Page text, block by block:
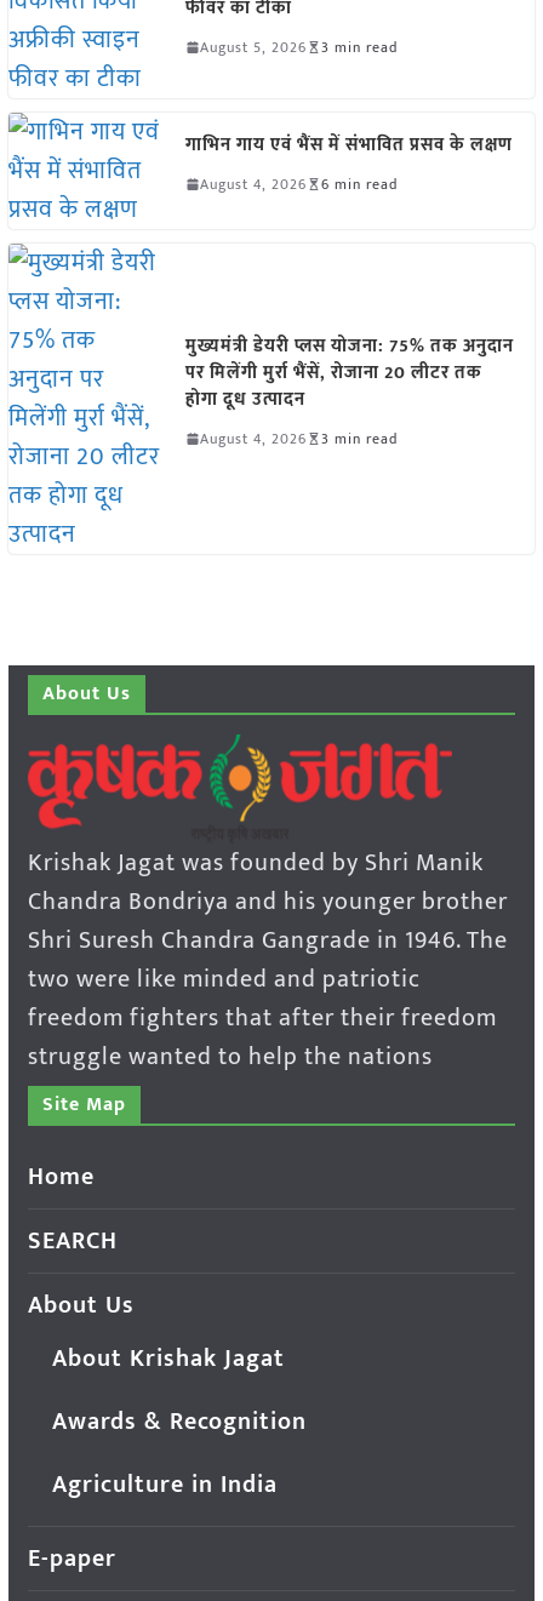
फीवर का टीका
August 5, 2026 3 min read
गाभिन गाय एवं भैंस में संभावित प्रसव के लक्षण
August 4, 2026 6 min read
मुख्यमंत्री डेयरी प्लस योजना: 75% तक अनुदान
पर मिलेंगी मुर्रा भैंसें, रोजाना 20 लीटर तक
होगा दूध उत्पादन
August 4, 2026 3 min read
About Us
Krishak Jagat was founded by Shri Manik
Chandra Bondriya and his younger brother
Shri Suresh Chandra Gangrade in 1946. The
two were like minded and patriotic
freedom fighters that after their freedom
struggle wanted to help the nations
Site Map
Home
SEARCH
About Us
About Krishak Jagat
Awards & Recognition
Agriculture in India
E-paper